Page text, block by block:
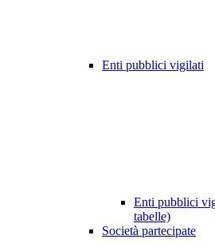
Enti pubblici vigilati
Enti pubblici
tabelle)
Società partecipate